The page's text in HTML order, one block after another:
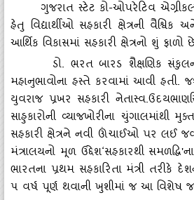
ગુજરાત સ્‍ટેટ કો-ઓપરેટિવ
હેતુ વિદ્યાર્થીઓ સહકારી ક્ષેત્રની વૈશ્વિક
આર્થિક વિકાસમાં સહકારી ક્ષેત્રનો શું
ડો. ભરત બારડ શૈક્ષણિક
મહાનુભાવોના હસ્‍તે કરવામાં આવી
યુવરાજ પ્રખર સહકારી
સાહુકારોની વ્‍યાજખોરીના ચુંગાલમાંથી
સહકારી ક્ષેત્રને નવી ઊંચાઈઓ પર લઈ
મંત્રાલયનો મૂળ ઉદ્દેશ‘સહકારથી
ભારતના પ્રથમ સહકારિતા મંત્રી તરીકે
૫ વર્ષ પૂર્ણ થવાની ખુશીમાં જ આ વિશેષ